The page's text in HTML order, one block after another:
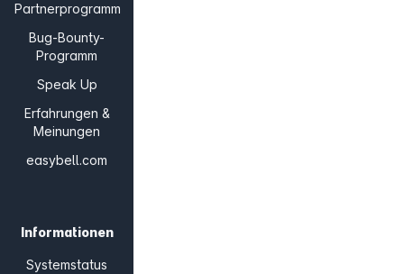
Partnerprogramm
Bug-Bounty-
Programm
Speak Up
Erfahrungen &
Meinungen
easybell.com
Informationen
Systemstatus